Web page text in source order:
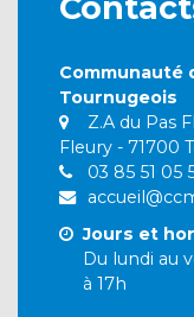
Communauté
Tournugeois
Z.A du Pas
Fleury - 71700
03 85 51 05
Jours et
Du lundi au
à 17h